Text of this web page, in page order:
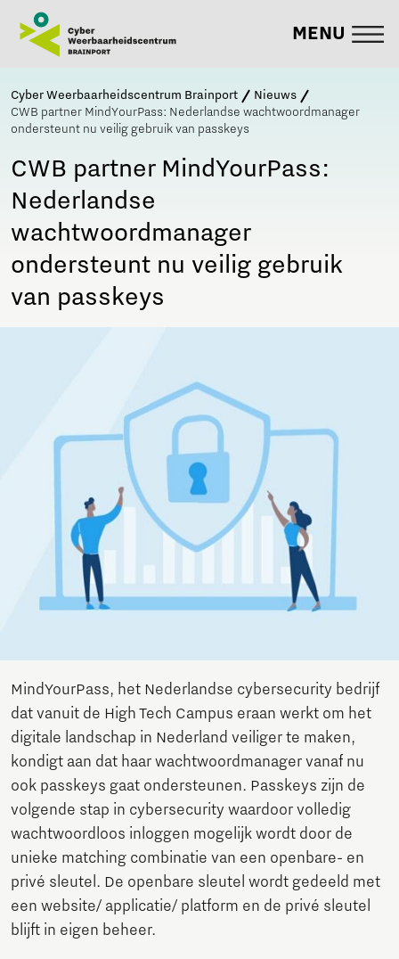
MENU
Cyber Weerbaarheidscentrum Brainport
Nieuws
CWB partner MindYourPass: Nederlandse wachtwoordmanager
ondersteunt nu veilig gebruik van passkeys
CWB partner MindYourPass:
Nederlandse
wachtwoordmanager
ondersteunt nu veilig gebruik
van passkeys
MindYourPass, het Nederlandse cybersecurity bedrijf
dat vanuit de High Tech Campus eraan werkt om het
digitale landschap in Nederland veiliger te maken,
kondigt aan dat haar wachtwoordmanager vanaf nu
ook passkeys gaat ondersteunen. Passkeys zijn de
volgende stap in cybersecurity waardoor volledig
wachtwoordloos inloggen mogelijk wordt door de
unieke matching combinatie van een openbare- en
privé sleutel. De openbare sleutel wordt gedeeld met
een website/ applicatie/ platform en de privé sleutel
blijft in eigen beheer.